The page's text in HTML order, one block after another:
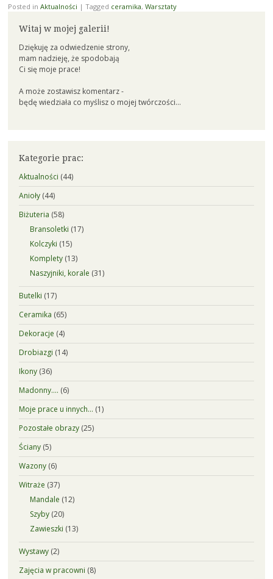
Posted in Aktualności | Tagged ceramika, Warsztaty
Witaj w mojej galerii!
Dziękuję za odwiedzenie strony,
mam nadzieję, że spodobają
Ci się moje prace!
A może zostawisz komentarz -
będę wiedziała co myślisz o mojej twórczości...
Kategorie prac:
Aktualności (44)
Anioły(44)
Biżuteria (58)
Bransoletki (17)
Kolczyki (15)
Komplety(13)
Naszyjniki, korale (31)
Butelki (17)
Ceramika (65)
Dekoracje (4)
Drobiazgi (14)
Ikony(36)
Madonny…. (6)
Moje prace u innych… (1)
Pozostałe obrazy(25)
Ściany(5)
Wazony(6)
Witraże (37)
Mandale (12)
Szyby(20)
Zawieszki (13)
Wystawy(2)
Zajęcia w pracowni (8)